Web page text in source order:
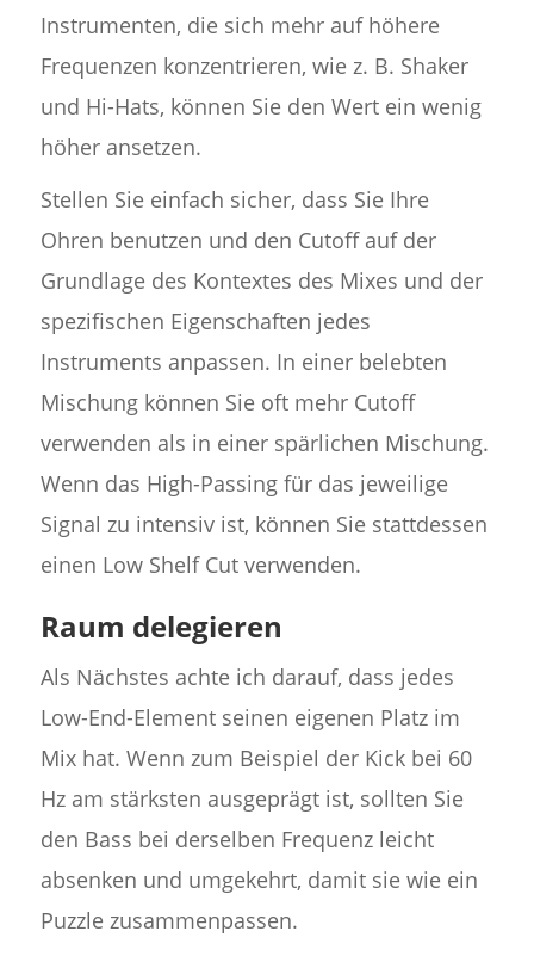
Instrumenten, die sich mehr auf höhere
Frequenzen konzentrieren, wie z. B. Shaker
und Hi-Hats, können Sie den Wert ein wenig
höher ansetzen.
Stellen Sie einfach sicher, dass Sie Ihre
Ohren benutzen und den Cutoff auf der
Grundlage des Kontextes des Mixes und der
spezifischen Eigenschaften jedes
Instruments anpassen. In einer belebten
Mischung können Sie oft mehr Cutoff
verwenden als in einer spärlichen Mischung.
Wenn das High-Passing für das jeweilige
Signal zu intensiv ist, können Sie stattdessen
einen Low Shelf Cut verwenden.
Raum delegieren
Als Nächstes achte ich darauf, dass jedes
Low-End-Element seinen eigenen Platz im
Mix hat. Wenn zum Beispiel der Kick bei 60
Hz am stärksten ausgeprägt ist, sollten Sie
den Bass bei derselben Frequenz leicht
absenken und umgekehrt, damit sie wie ein
Puzzle zusammenpassen.